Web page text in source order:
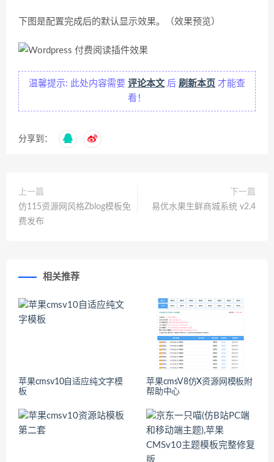
下图是配置完成后的默认显示效果。（效果预览）
温馨提示: 此处内容需要 评论本文 后 刷新本页 才能查
看！
分享到：
上一篇
仿115资源网风格Zblog模板免
费发布
下一篇
易优水果生鲜商城系统 v2.4
相关推荐
苹果cmsv10自适应纯文字模
板
苹果cmsV8仿X资源网模板附
帮助中心